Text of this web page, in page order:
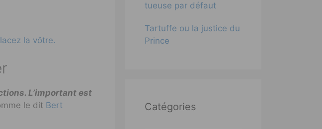
la vôtre.
L’important est
le dit Bert
tueuse par défaut
Tartuffe ou la justice du
Prince
Catégories